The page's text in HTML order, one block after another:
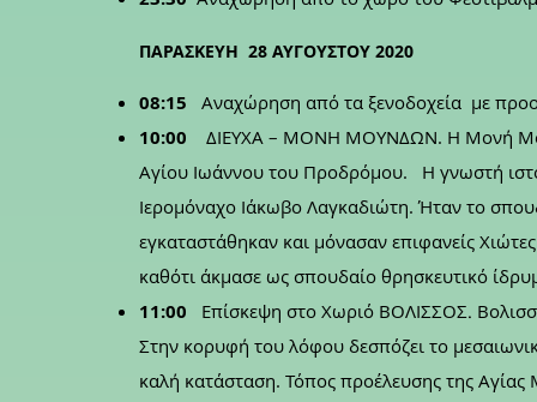
ΠΑΡΑΣΚΕΥΗ 28 ΑΥΓΟΥΣΤΟΥ 2020
08:15 Αναχώρηση από τα ξενοδοχεία με
10:00 ΔΙΕΥΧΑ – ΜΟΝΗ ΜΟΥΝΔΩΝ. Η Μονή
Αγίου Ιωάννου του Προδρόμου. Η γνωστή
Ιερομόναχο Ιάκωβο Λαγκαδιώτη. Ήταν το
εγκαταστάθηκαν και μόνασαν επιφανείς
καθότι άκμασε ως σπουδαίο θρησκευτικό
11:00 Επίσκεψη στο Χωριό ΒΟΛΙΣΣΟΣ.
Στην κορυφή του λόφου δεσπόζει το
καλή κατάσταση. Τόπος προέλευσης της Αγίας